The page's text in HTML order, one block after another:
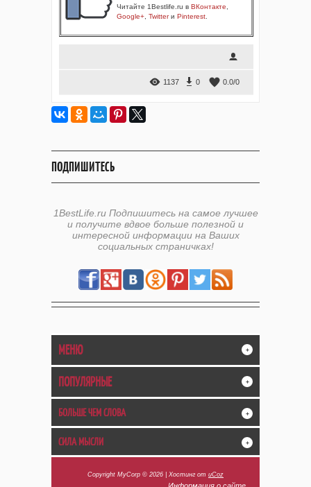
Читайте 1Bestlife.ru в ВКонтакте
Google+ Twitterи Pinterest
1137 0 0.0/0
ПОДПИШИТЕСЬ
1BestLife.ru Подпишитесь на самое лучшее
и получите вдвое больше полезной и
интересной информации на Ваших
социальных страничках!
МЕНЮ +
ПОПУЛЯРНЫЕ +
БОЛЬШЕ ЧЕМ СЛОВА +
СИЛА МЫСЛИ +
Copyright MyCorp © 2026 Хостинг от uCoz
Информация о сайте